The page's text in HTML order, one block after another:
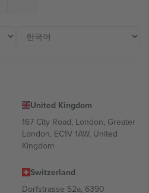
United Kingdom
167 City Road, London, Greater
London, EC1V 1AW, United
Kingdom
Switzerland
Dorfstrasse 52a, 6390